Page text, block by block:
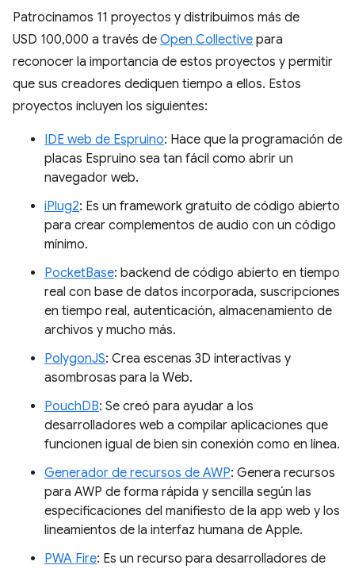
Patrocinamos 11 proyectos y distribuimos más de
USD 100,000 a través de Open Collective para
reconocer la importancia de estos proyectos y permitir
que sus creadores dediquen tiempo a ellos. Estos
proyectos incluyen los siguientes:
IDE web de Espruino: Hace que la programación de
placas Espruino sea tan fácil como abrir un
navegador web.
iPlug2: Es un framework gratuito de código abierto
para crear complementos de audio con un código
mínimo.
PocketBase: backend de código abierto en tiempo
real con base de datos incorporada, suscripciones
en tiempo real, autenticación, almacenamiento de
archivos y mucho más.
PolygonJS: Crea escenas 3D interactivas y
asombrosas para la Web.
PouchDB: Se creó para ayudar a los
desarrolladores web a compilar aplicaciones que
funcionen igual de bien sin conexión como en línea.
Generador de recursos de AWP: Genera recursos
para AWP de forma rápida y sencilla según las
especificaciones del manifiesto de la app web y los
lineamientos de la interfaz humana de Apple.
PWA Fire: Es un recurso para desarrolladores de